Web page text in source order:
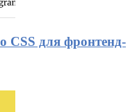
CSS для фронтенд-